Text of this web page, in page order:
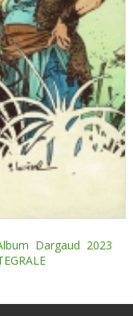
Dargaud 2023